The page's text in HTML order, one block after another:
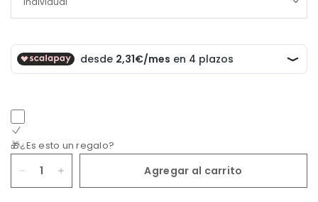
🎁¿Es esto un regalo?
Agregar al carrito